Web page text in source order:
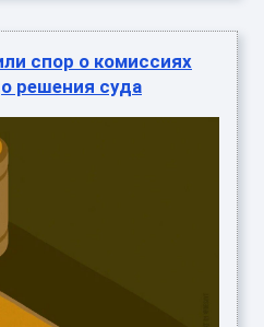
спор о комиссиях
решения суда